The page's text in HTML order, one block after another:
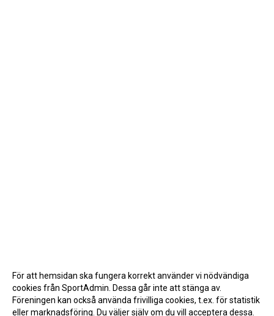
För att hemsidan ska fungera korrekt använder vi nödvändiga
cookies från SportAdmin. Dessa går inte att stänga av.
Föreningen kan också använda frivilliga cookies, t.ex. för statistik
eller marknadsföring. Du väljer själv om du vill acceptera dessa.